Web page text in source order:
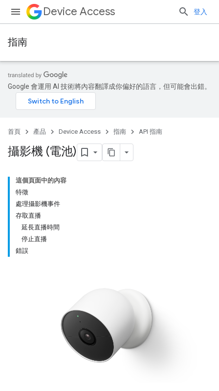
Device Access 登入
指南
Google 會運用 AI 技術將內容翻譯成你偏好的語言，但可能會出錯。
首頁 產品 Device Access 指南 API 指南
攝影機 (電池)
這個頁面中的內容
特徵
處理攝影機事件
存取直播
延長直播時間
停止直播
錯誤